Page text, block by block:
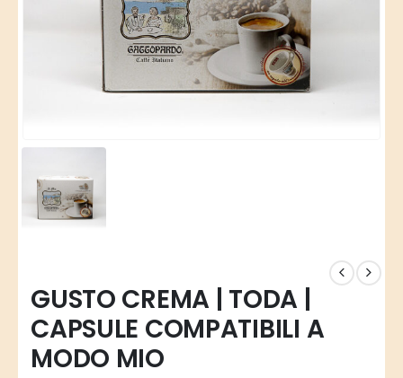
GUSTO CREMA | TODA |
CAPSULE COMPATIBILI A
MODO MIO